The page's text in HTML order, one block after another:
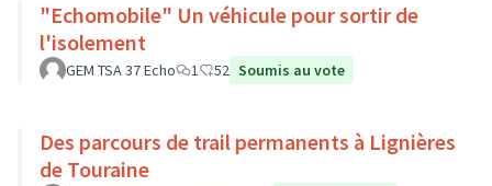
"Echomobile" Un véhicule pour sortir de
l'isolement
GEM TSA 37 Echo 1 52 Soumis au vote
Des parcours de trail permanents à Lignières
de Touraine